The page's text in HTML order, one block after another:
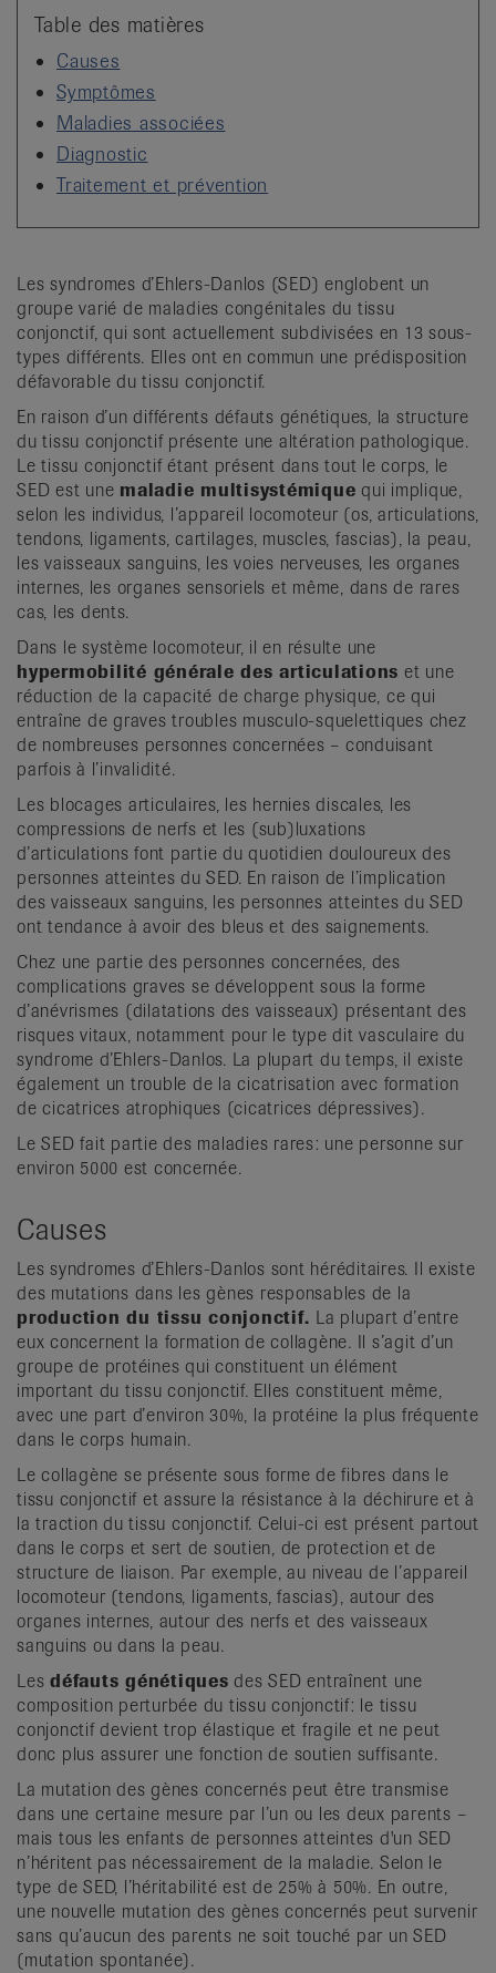
Table des matières
Causes
Symptômes
Maladies associées
Diagnostic
Traitement et prévention
Les syndromes d’Ehlers-Danlos (SED) englobent un
groupe varié de maladies congénitales du tissu
conjonctif, qui sont actuellement subdivisées en 13 sous-
types différents. Elles ont en commun une prédisposition
défavorable du tissu conjonctif.
En raison d’un différents défauts génétiques, la structure
du tissu conjonctif présente une altération pathologique.
Le tissu conjonctif étant présent dans tout le corps, le
SED est une maladie multisystémique qui implique,
selon les individus, l’appareil locomoteur (os, articulations,
tendons, ligaments, cartilages, muscles, fascias), la peau,
les vaisseaux sanguins, les voies nerveuses, les organes
internes, les organes sensoriels et même, dans de rares
cas, les dents.
Dans le système locomoteur, il en résulte une
hypermobilité générale des articulations et une
réduction de la capacité de charge physique, ce qui
entraîne de graves troubles musculo-squelettiques chez
de nombreuses personnes concernées – conduisant
parfois à l’invalidité.
Les blocages articulaires, les hernies discales, les
compressions de nerfs et les (sub)luxations
d’articulations font partie du quotidien douloureux des
personnes atteintes du SED. En raison de l’implication
des vaisseaux sanguins, les personnes atteintes du SED
ont tendance à avoir des bleus et des saignements.
Chez une partie des personnes concernées, des
complications graves se développent sous la forme
d’anévrismes (dilatations des vaisseaux) présentant des
risques vitaux, notamment pour le type dit vasculaire du
syndrome d’Ehlers-Danlos. La plupart du temps, il existe
également un trouble de la cicatrisation avec formation
de cicatrices atrophiques (cicatrices dépressives).
Le SED fait partie des maladies rares: une personne sur
environ 5000 est concernée.
Causes
Les syndromes d’Ehlers-Danlos sont héréditaires. Il existe
des mutations dans les gènes responsables de la
production du tissu conjonctif. La plupart d’entre
eux concernent la formation de collagène. Il s’agit d’un
groupe de protéines qui constituent un élément
important du tissu conjonctif. Elles constituent même,
avec une part d’environ 30%, la protéine la plus fréquente
dans le corps humain.
Le collagène se présente sous forme de fibres dans le
tissu conjonctif et assure la résistance à la déchirure et à
la traction du tissu conjonctif. Celui-ci est présent partout
dans le corps et sert de soutien, de protection et de
structure de liaison. Par exemple, au niveau de l’appareil
locomoteur (tendons, ligaments, fascias), autour des
organes internes, autour des nerfs et des vaisseaux
sanguins ou dans la peau.
Les défauts génétiques des SED entraînent une
composition perturbée du tissu conjonctif: le tissu
conjonctif devient trop élastique et fragile et ne peut
donc plus assurer une fonction de soutien suffisante.
La mutation des gènes concernés peut être transmise
dans une certaine mesure par l’un ou les deux parents –
mais tous les enfants de personnes atteintes d'un SED
n’héritent pas nécessairement de la maladie. Selon le
type de SED, l’héritabilité est de 25% à 50%. En outre,
une nouvelle mutation des gènes concernés peut survenir
sans qu’aucun des parents ne soit touché par un SED
(mutation spontanée).